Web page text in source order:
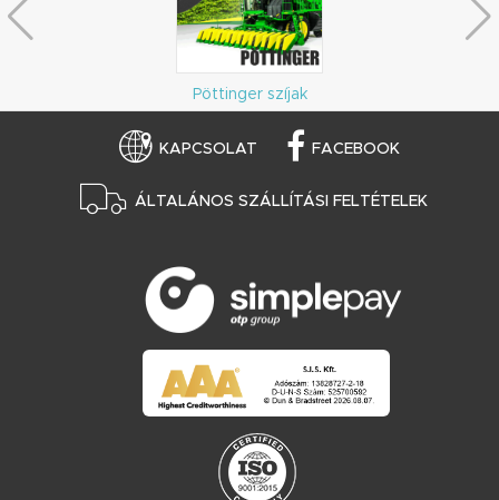
Pöttinger szíjak
KAPCSOLAT FACEBOOK
ÁLTALÁNOS SZÁLLÍTÁSI FELTÉTELEK